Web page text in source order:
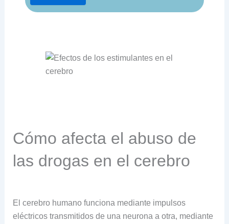
Cómo afecta el abuso de
las drogas en el cerebro
El cerebro humano funciona mediante impulsos
eléctricos transmitidos de una neurona a otra, mediante